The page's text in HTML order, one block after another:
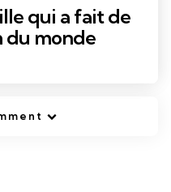
qui a fait de
du monde